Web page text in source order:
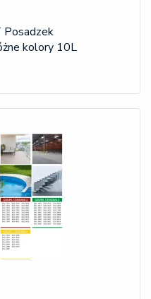
Posadzek
kolory 10L